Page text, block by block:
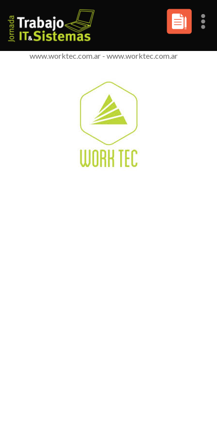
Últimas entradas
Jornadas Trabajo It & sistemas es organizado por Work
www.worktec.com.ar - www.worktec.com.ar